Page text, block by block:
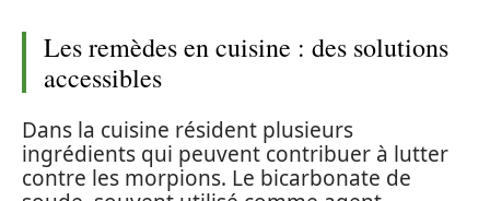
Les remèdes en cuisine : des solutions
accessibles
Dans la cuisine résident plusieurs
ingrédients qui peuvent contribuer à lutter
contre les morpions. Le bicarbonate de